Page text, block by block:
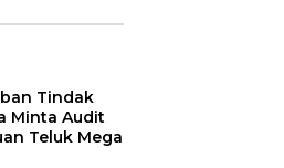
Tindak
Minta Audit
Teluk Mega